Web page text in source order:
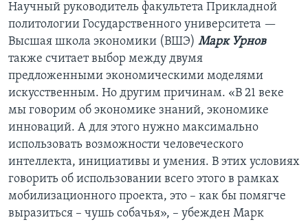
Научный руководитель факультета Прикладной
политологии Государственного университета —
Высшая школа экономики (ВШЭ) Марк Урнов
также считает выбор между двумя
предложенными экономическими моделями
искусственным. Но другим причинам. «В 21 веке
мы говорим об экономике знаний, экономике
инноваций. А для этого нужно максимально
использовать возможности человеческого
интеллекта, инициативы и умения. В этих условиях
говорить об использовании всего этого в рамках
мобилизационного проекта, это – как бы помягче
выразиться – чушь собачья», – убежден Марк